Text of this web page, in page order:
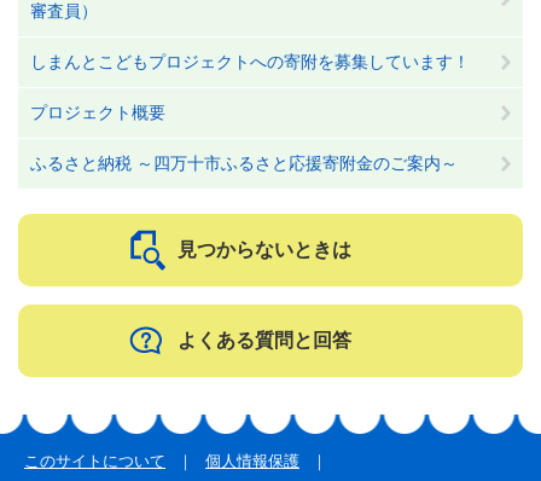
審査員）
しまんとこどもプロジェクトへの寄附を募集しています！
プロジェクト概要
ふるさと納税 ～四万十市ふるさと応援寄附金のご案内～
見つからないときは
よくある質問と回答
このサイトについて
個人情報保護